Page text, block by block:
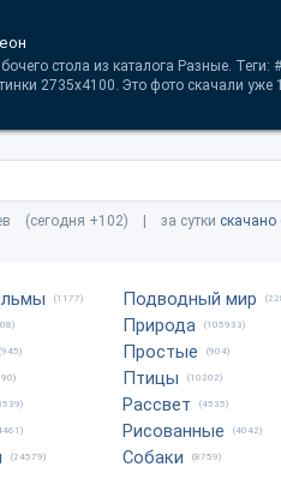
стола из каталога Разные. Теги:
2735x4100. Это фото скачали уже
(сегодня +102) | за сутки скачано
(1177)
(945)
(24579)
Подводный мир
Природа (105933)
Простые (904)
Птицы (10202)
Рассвет (4535)
Рисованные (4042)
Собаки (8759)